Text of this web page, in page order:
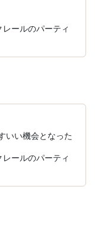
ールのパーティ
いい機会となった
ールのパーティ